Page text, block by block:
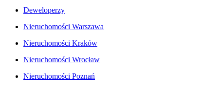
Deweloperzy
Nieruchomości Warszawa
Nieruchomości Kraków
Nieruchomości Wrocław
Nieruchomości Poznań